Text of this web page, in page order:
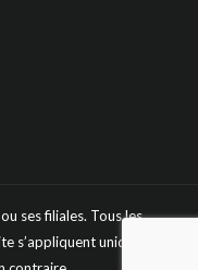
ses filiales. Tous les
s’appliquent uniquement